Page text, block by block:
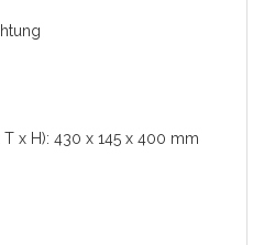
x H): 430 x 145 x 400 mm